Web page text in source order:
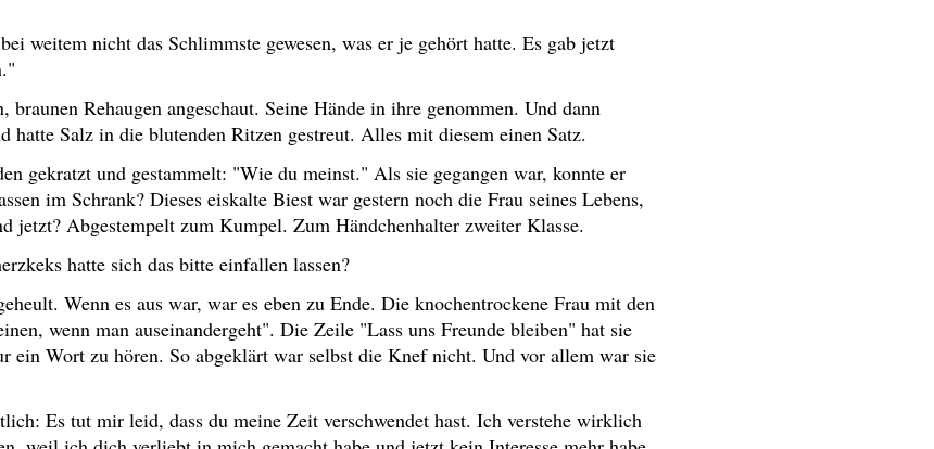
weitem nicht das Schlimmste gewesen, was er je gehört hatte. Es gab jetzt
Rehaugen angeschaut. Seine Hände in ihre genommen. Und dann
Salz in die blutenden Ritzen gestreut. Alles mit diesem einen Satz.
gekratzt und gestammelt: "Wie du meinst." Als sie gegangen war, konnte er
im Schrank? Dieses eiskalte Biest war gestern noch die Frau seines Lebens,
jetzt? Abgestempelt zum Kumpel. Zum Händchenhalter zweiter Klasse.
hatte sich das bitte einfallen lassen?
Wenn es aus war, war es eben zu Ende. Die knochentrockene Frau mit den
wenn man auseinandergeht". Die Zeile "Lass uns Freunde bleiben" hat sie
ein Wort zu hören. So abgeklärt war selbst die Knef nicht. Und vor allem war sie
Es tut mir leid, dass du meine Zeit verschwendet hast. Ich verstehe wirklich